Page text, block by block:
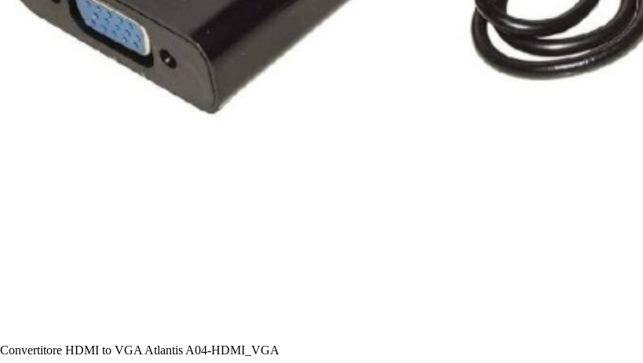
Convertitore HDMI to VGA Atlantis A04-HDMI_VGA